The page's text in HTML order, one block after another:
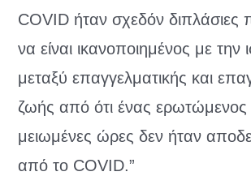
COVID ήταν σχεδόν διπλάσιες
να είναι ικανοποιημένος με την
μεταξύ επαγγελματικής και
ζωής από ότι ένας
μειωμένες ώρες δεν ήταν
από το COVID.”